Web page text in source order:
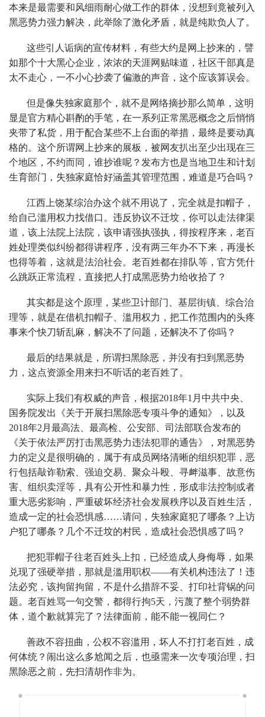
本来是最需要和风细雨耐心做工作的群体，没想到竟被列入
黑恶势力强力解决，此举除了激化矛盾，就是纯欺负人了。
这些引人诟病的宣传材料，有些大约是网上抄来的，譬
如那个十大黑心企业，浓浓的天涯网贴味道，社区干部真是
太不走心，一不小心抄袭了偏激的声音，这个应该算误会。
但是像失独家庭那个，就不是网络摘抄那么简单，这明
显是官方精心斟酌的手笔，在一系列正常黑恶概念之后悄悄
夹带了私货，用于配合某些不上台面的举措，最终是要动真
格的。这个所谓网上抄来的展板，被网友扒出至少出现在三
个地区，不约而同，谁抄谁呢？发布方也是当地卫生和计划
生育部门，失独家庭恰好涵盖其管理范围，难道是巧合吗？
江西上饶某综治办这个就不用说了，完全就是扣帽子，
给自己滥用权力找借口。违反协议不迁坟，你可以走法律渠
道，该上法院上法院，该申请强执强执，得按程序来，老百
姓处理类似纠纷都得讲程序，没有两三年办不下来，再漫长
也得等着，这就是法治社会。老百姓都在排队等，官方凭什
么跳跃正常流程，直接把人打成黑恶势力给收拾了？
其实都是这个原理，某些卫计部门、基层街镇、综合治
理等，就是在借机扣帽子、滥用权力，把工作范围内的头疼
事来个快刀斩乱麻，解决不了问题，还解决不了你吗？
最后的结果就是，所谓扫黑除恶，并没有扫到黑恶势
力，这点资源全用来扫不听话的老百姓了。
实际上我们有权威的声音，根据2018年1月中共中央、
国务院发出《关于开展扫黑除恶专项斗争的通知》，以及
2018年2月最高法、最高检、公安部、司法部联合发布的
《关于依法严厉打击黑恶势力违法犯罪的通告》，对黑恶势
力的定义是很明确的，属于有成员网络清晰的组织犯罪，恶
行包括敲诈勒索、强迫交易、聚众斗殴、寻衅滋事、故意伤
害、组织卖淫等，具有公开性和暴力性，形成非法控制或者
重大恶劣影响，严重破坏经济社会发展秩序以及百姓生活，
造成一定的社会恐惧感……请问，失独家庭犯了哪条？上访
户犯了哪条？几个不迁坟的村民，造成社会恐惧感了吗？
把犯罪帽子往老百姓头上扣，已经造成人身侮辱，如果
兑现了强硬举措，那就是滥用职权——有关机构违法了！违
法必究，该拘留拘留，不是什么措辞不妥、打印社背锅的问
题。老百姓骂一句交警，都得行拘5天，污蔑了整个弱势群
体，道个歉就算完了？法律面前，能不能一视同仁？
善政不容扭曲，公权不容滥用，坏人不打打老百姓，成
何体统？闹出这么多尬闻之后，也亟需来一次专项治理，扫
黑除恶之前，先扫清胡作非为。